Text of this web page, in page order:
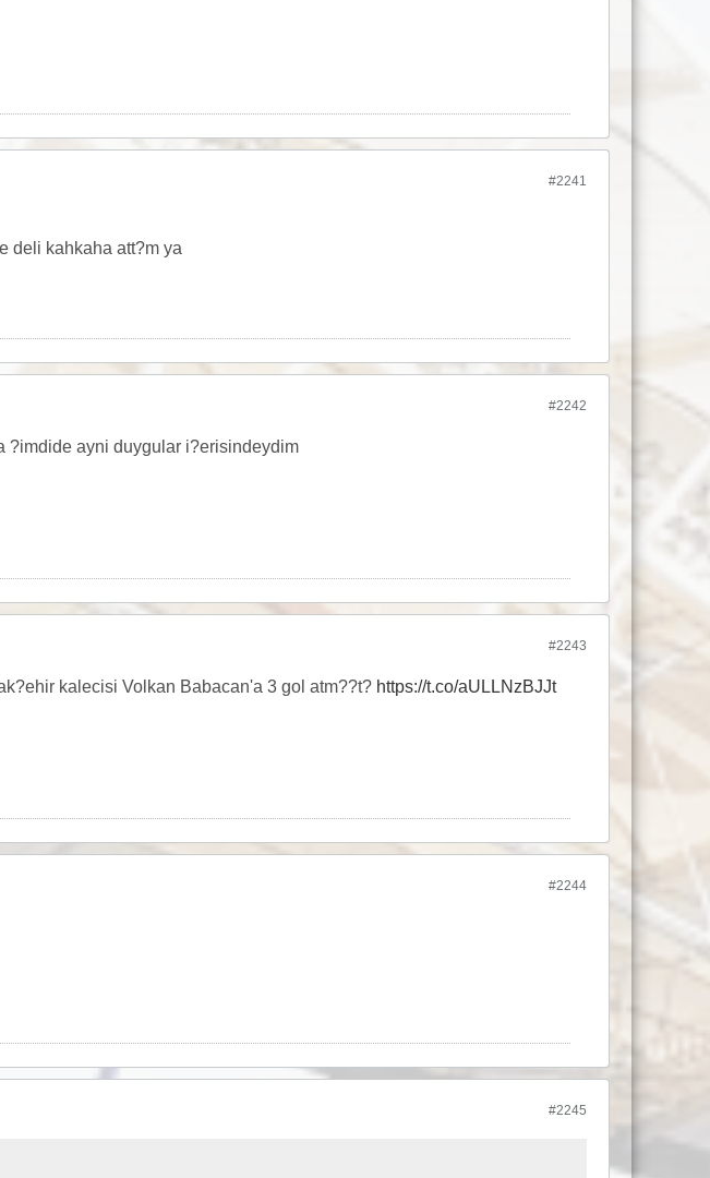
#2241
deli kahkaha att?m ya
#2242
?imdide ayni duygular i?erisindeydim
#2243
kalecisi Volkan Babacan'a 3 gol atm??t? https://t.co/aULLNzBJJt
#2244
#2245